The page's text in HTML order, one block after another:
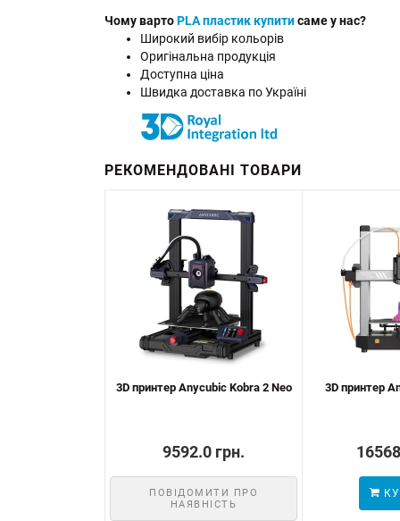
Чому вартоPLA пластик купитисаме у нас?
Широкий вибір кольорів
Оригінальна продукція
Доступна ціна
Швидка доставка по Україні
РЕКОМЕНДОВАНІ ТОВАРИ
3D принтер Anycubic Kobra 2 Neo
9592.0 грн.
ПОВІДОМИТИ ПРО
НАЯВНІСТЬ
3D принтер